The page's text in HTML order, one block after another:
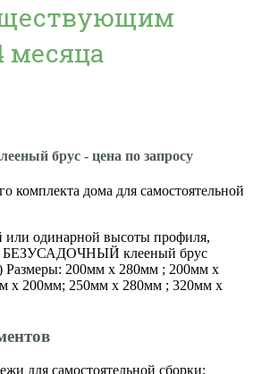
месяца
брус - цена по запросу
комплекта дома для самостоятельной
или одинарной высоты профиля,
БЕЗУСАДОЧНЫЙ клееный брус
Размеры: 200мм х 280мм ; 200мм х
х 200мм; 250мм х 280мм ; 320мм х
для самостоятельной сборки;